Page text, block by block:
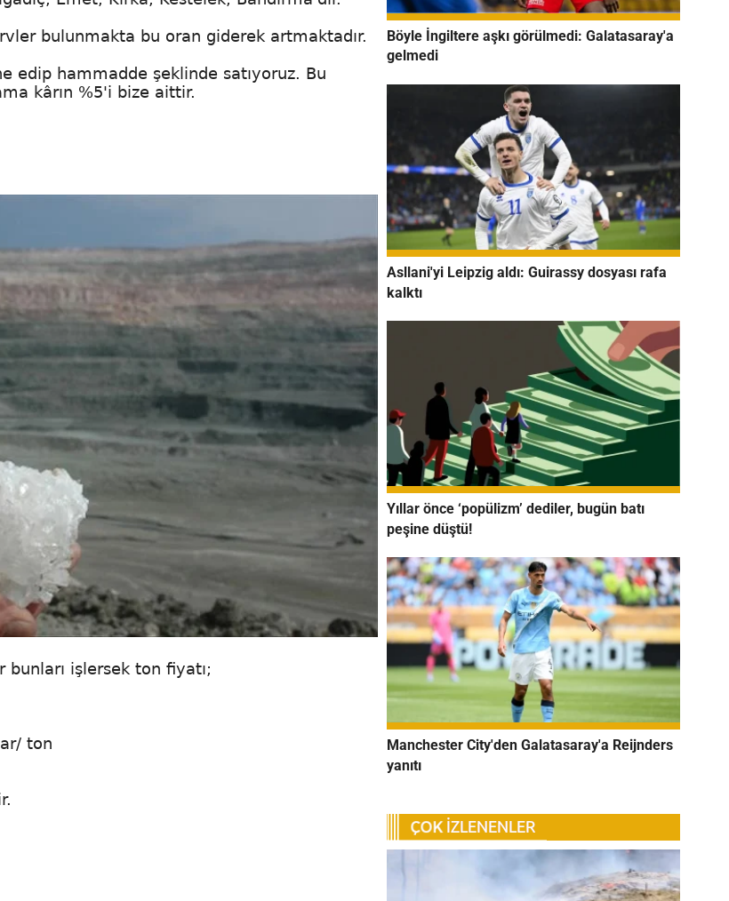
bulunmakta bu oran giderek artmaktadır.
edip hammadde şeklinde satıyoruz. Bu
kârın %5'i bize aittir.
işlersek ton fiyatı;
ton
Böyle İngiltere aşkı görülmedi: Galatasaray'a
gelmedi
Asllani'yi Leipzig aldı: Guirassy dosyası rafa
kalktı
Yıllar önce ‘popülizm’ dediler, bugün batı
peşine düştü!
Manchester City'den Galatasaray'a Reijnders
yanıtı